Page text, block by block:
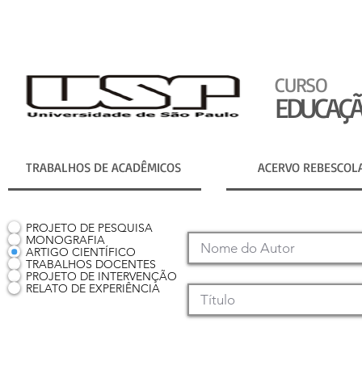
CURSO
TRABALHOS DE ACADÊMICOS ACERVO
PROJETO DE PESQUISA
MONOGRAFIA
ARTIGO CIENTÍFICO
TRABALHOS DOCENTES
PROJETO DE INTERVENÇÃO
RELATO DE EXPERIÊNCIA